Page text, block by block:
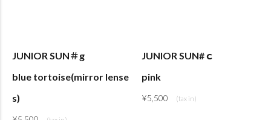
JUNIOR SUN＃g
blue tortoise(mirror lense
s)
JUNIOR SUN#ｃ
pink
¥5,500